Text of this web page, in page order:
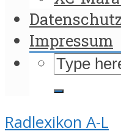
Impressum
Radlexikon A-L